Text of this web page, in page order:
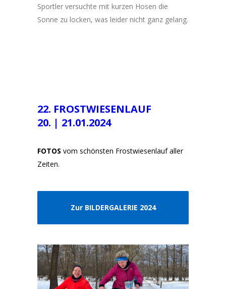
Sportler versuchte mit kurzen Hosen die
Sonne zu locken, was leider nicht ganz gelang.
22. FROSTWIESENLAUF
20. | 21.01.2024
FOTOS vom schönsten Frostwiesenlauf aller
Zeiten.
Zur BILDERGALERIE 2024